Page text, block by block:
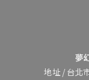
夢
地址 / 台北